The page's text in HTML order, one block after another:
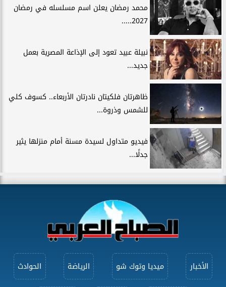
محمد رمضان يعلن اسم مسلسله في رمضان
2027.....
نبيلة عبيد تعود إلى الإذاعة المصرية بعمل
جديد...
ظاهرتان فلكيتان نادرتان الأربعاء.. كسوف كلي
للشمس وذروة...
فيديو متداول لسيدة مسنة أمام منزلها يثير
جدلًا...
الأخبار ميديا وتوك شو الرياضة الحوادث